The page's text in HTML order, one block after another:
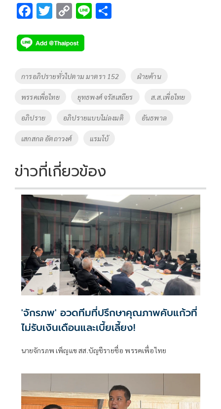
F
e
b
o
o
k
T
tt
er
C
p
y
Li
k
Li
Tags
การอภิปรายทั่วไปตาม มาตรา 152 ฝ่ายค้าน
พรรคเพื่อไทย ยุทธพงศ์ จรัสเสถียร ส.ส.เพื่อไทย
อภิปราย อภิปรายแบบไม่ลงมติ อันธพาล
เสกสกล อัตถาวงศ์ แรมโบ้
ข่าวที่เกี่ยวข้อง
'จักรภพ' อวดทีมที่ปรึกษาคุณภาพคับแก้วที่
ไม่รับเงินเดือนและเบี้ยเลี้ยง!
นายจักรภพ เพ็ญแข สส.บัญชีรายชื่อ พรรคเพื่อไทย